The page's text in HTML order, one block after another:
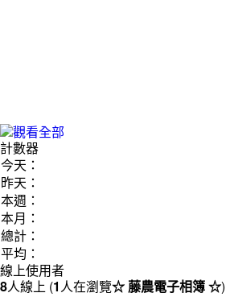
計數器
今天：
昨天：
本週：
本月：
總計：
平均：
線上使用者
8人線上 (1人在瀏覽☆ 藤農電子相簿 ☆)